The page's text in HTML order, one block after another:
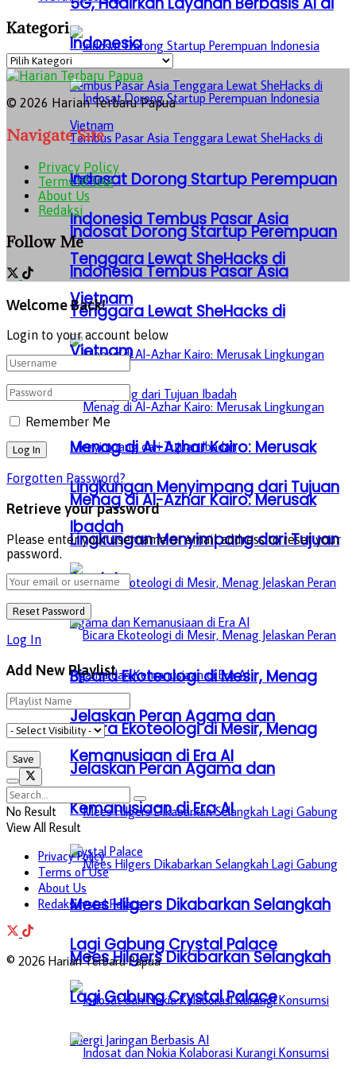
Indosat Dorong Startup Perempuan
Indonesia Tembus Pasar Asia
Tenggara Lewat SheHacks di
Vietnam
Menag di Al-Azhar Kairo: Merusak
Lingkungan Menyimpang dari Tujuan
Ibadah
Bicara Ekoteologi di Mesir, Menag
Jelaskan Peran Agama dan
Kemanusiaan di Era AI
Mees Hilgers Dikabarkan Selangkah
Lagi Gabung Crystal Palace
Indonesia
Indosat Dorong Startup Perempuan
Indonesia Tembus Pasar Asia
Tenggara Lewat SheHacks di
Vietnam
Menag di Al-Azhar Kairo: Merusak
Lingkungan Menyimpang dari Tujuan
Ibadah
Bicara Ekoteologi di Mesir, Menag
Jelaskan Peran Agama dan
Kemanusiaan di Era AI
Mees Hilgers Dikabarkan Selangkah
Lagi Gabung Crystal Palace
Kategori
Kategori
© 2026 Harian Terbaru Papua
Navigate Site
Privacy Policy
Terms of Use
About Us
Redaksi
Follow Me
Welcome Back!
Login to your account below
Remember Me
Forgotten Password?
Retrieve your password
Please enter your username or email address to reset your
password.
Log In
Add New Playlist
No Result
View All Result
Privacy Policy
Terms of Use
About Us
Redaksi
© 2026 Harian Terbaru Papua